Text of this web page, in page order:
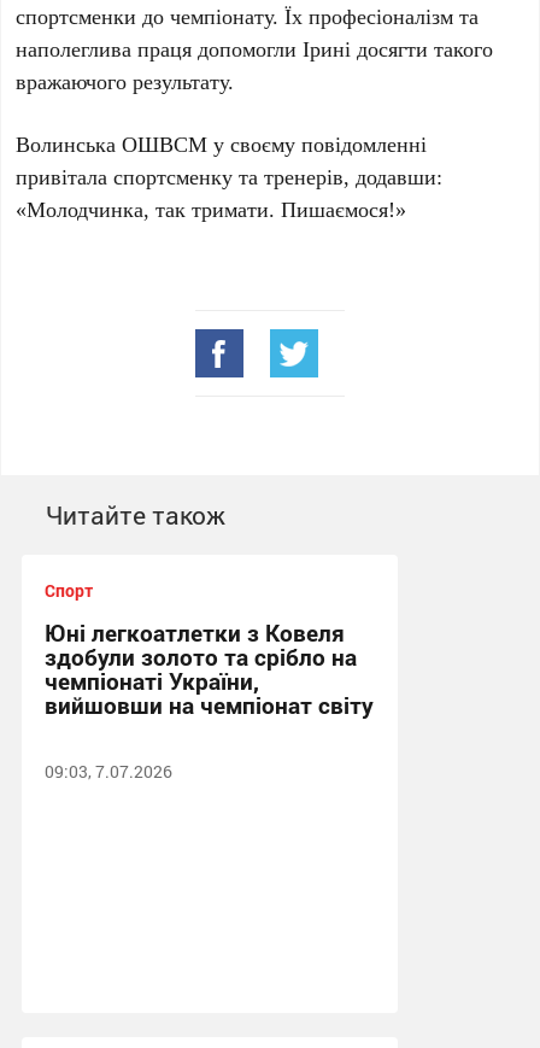
спортсменки до чемпіонату. Їх професіоналізм та
наполеглива праця допомогли Ірині досягти такого
вражаючого результату.
Волинська ОШВСМ у своєму повідомленні
привітала спортсменку та тренерів, додавши:
«Молодчинка, так тримати. Пишаємося!»
Читайте також
Спорт
Юні легкоатлетки з Ковеля
здобули золото та срібло на
чемпіонаті України,
вийшовши на чемпіонат світу
09:03, 7.07.2026